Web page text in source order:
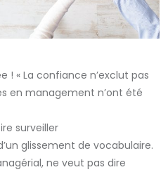
! « La confiance n’exclut pas
en management n’ont été
surveiller
glissement de vocabulaire.
ne veut pas dire